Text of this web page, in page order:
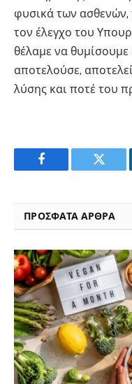
φυσικά των ασθενών,
τον έλεγχο του
θέλαμε να
αποτελούσε,
λύσης και ποτέ του
Facebook
ΠΡΟΣΦΑΤΑ ΑΡΘΡΑ